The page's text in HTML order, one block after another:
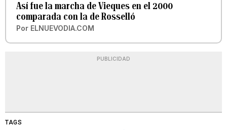
Así fue la marcha de Vieques en el 2000
comparada con la de Rosselló
Por ELNUEVODIA.COM
PUBLICIDAD
TAGS